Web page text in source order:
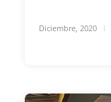
Diciembre, 2020